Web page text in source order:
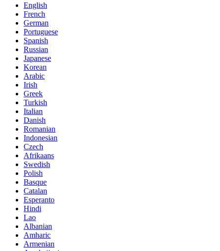
English
French
German
Portuguese
Spanish
Russian
Japanese
Korean
Arabic
Irish
Greek
Turkish
Italian
Danish
Romanian
Indonesian
Czech
Afrikaans
Swedish
Polish
Basque
Catalan
Esperanto
Hindi
Lao
Albanian
Amharic
Armenian